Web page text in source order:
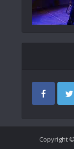
Copyright